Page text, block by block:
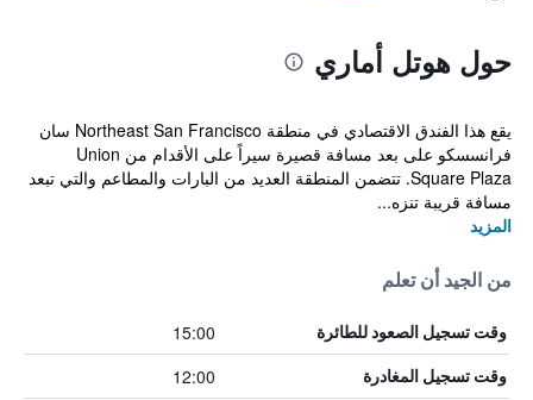
حول هوتل أماري
يقع هذا الفندق الاقتصادي في منطقة Northeast San Francisco سان
فرانسسكو على بعد مسافة قصيرة سيراً على الأقدام من Union
Square Plaza. تتضمن المنطقة العديد من البارات والمطاعم والتي تبعد
مسافة قريبة تنزه...
المزيد
من الجيد أن تعلم
وقت تسجيل الصعود للطائرة 15:00
وقت تسجيل المغادرة 12:00